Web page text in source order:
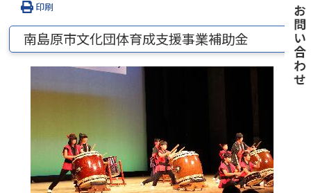
印刷
南島原市文化団体育成支援事業補助金